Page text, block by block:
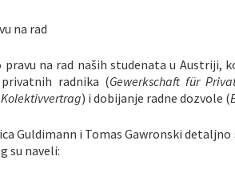
na rad
na rad naših studenata u Austriji,
radnika (Gewerkschaft für
Kolektivvertrag) i dobijanje radne dozvole (
Guldimann i Tomas Gawronski
su naveli: